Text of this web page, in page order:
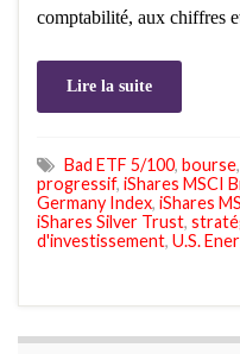
comptabilité, aux chiffres
Lire la suite
Bad ETF 5/100, bourse,
progressif, iShares MSCI
Germany Index, iShares
iShares Silver Trust,
d'investissement, U.S.